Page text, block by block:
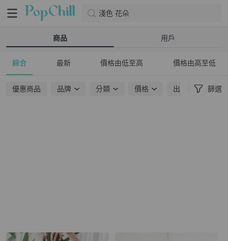
淺色 花朵
商品 用戶
綜合 最新 價格由低至高 價格由高至低
優惠商品 品牌 分類 價格 出貨地點 篩選